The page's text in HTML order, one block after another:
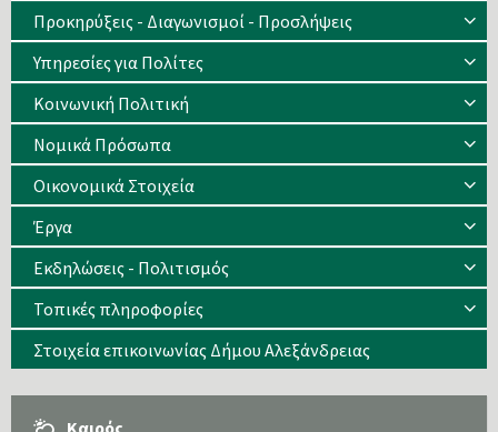
Προκηρύξεις - Διαγωνισμοί - Προσλήψεις
Υπηρεσίες για Πολίτες
Κοινωνική Πολιτική
Νομικά Πρόσωπα
Οικονομικά Στοιχεία
Έργα
Εκδηλώσεις - Πολιτισμός
Τοπικές πληροφορίες
Στοιχεία επικοινωνίας Δήμου Αλεξάνδρειας